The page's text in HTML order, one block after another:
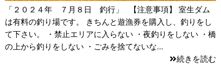
「２０２４年 ７月８日 釣行」 【注意事項】 室生ダム
は有料の釣り場です。 きちんと遊漁券を購入し、釣りをし
て下さい。 ・禁止エリアに入らない ・夜釣りをしない ・橋
の上から釣りをしない ・ごみを捨てないな…
続きを読む